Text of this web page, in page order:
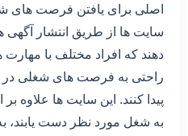
اصلی برای یافتن فرصت های
سایت ها از طریق انتشار
دهند که افراد مختلف با مهارت
راحتی به فرصت های شغلی
پیدا کنند. این سایت ها علاوه
به شغل مورد نظر دست یابند،